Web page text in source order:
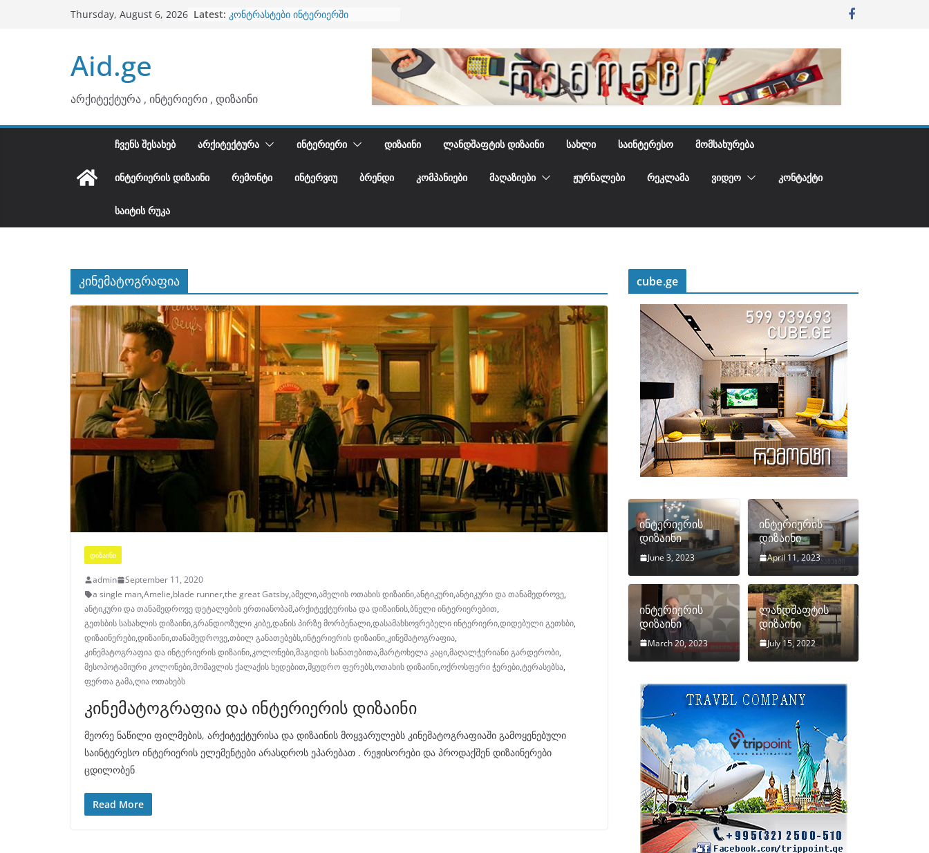
Thursday, August 6, 2026 Latest: კონტრასტები ინტერიერში
Aid.ge
არქიტექტურა , ინტერიერი , დიზაინი
ᲩᲕᲔᲜᲡ ᲨᲔᲡᲐᲮᲔᲑ ᲐᲠᲥᲘᲢᲔᲥᲢᲣᲠᲐ ᲘᲜᲢᲔᲠᲘᲔᲠᲘ ᲓᲘᲖᲐᲘᲜᲘ ᲚᲐᲜᲓᲨᲐᲤᲢᲘᲡ ᲓᲘᲖᲐᲘᲜᲘ ᲡᲐᲮᲚᲘ ᲡᲐᲘᲜᲢᲔᲠᲔᲡᲝ ᲛᲝᲛᲡᲐᲮᲣᲠᲔᲑᲐ
ᲘᲜᲢᲔᲠᲘᲔᲠᲘᲡ ᲓᲘᲖᲐᲘᲜᲘ ᲠᲔᲛᲝᲜᲢᲘ ᲘᲜᲢᲔᲠᲕᲘᲣ ᲑᲠᲔᲜᲓᲘ ᲙᲝᲛᲞᲐᲜᲘᲔᲑᲘ ᲛᲐᲦᲐᲖᲘᲔᲑᲘ ᲟᲣᲠᲜᲐᲚᲔᲑᲘ ᲠᲔᲙᲚᲐᲛᲐ ᲕᲘᲓᲔᲝ ᲙᲝᲜᲢᲐᲥᲢᲘ
ᲡᲐᲘᲢᲘᲡ ᲠᲣᲙᲐ
კინემატოგრაფია
ᲓᲘᲖᲐᲘᲜᲘ
admin
September 11, 2020
a single man,Amelie,blade runner,the great Gatsby,ამელი,ამელის ოთახის დიზაინი,ანტიკური,ანტიკური და თანამედროვე,
ანტიკური და თანამედროვე დეტალების ერთიანობამ,არქიტექტურისა და დიზაინის,ბნელი ინტერიერებით,
გეთსბის სასახლის დიზაინი,გრანდიოზული კიბე,დანის პირზე მორბენალი,დასამახსოვრებელი ინტერიერი,დიდებული გეთსბი,
დიზაინერები,დიზაინი,თანამედროვე,თბილ განათებებს,ინტერიერის დიზაინი,კინემატოგრაფია,
კინემატოგრაფია და ინტერიერის დიზაინი,კოლონები,მაგიდის სანათებითა,მარტოხელა კაცი,მაღალჭერიანი გარდერობი,
მესოპოტამიური კოლონები,მომავლის ქალაქის ხედებით,მყუდრო ფერებს,ოთახის დიზაინი,ოქროსფერი ჭერები,ტერასებსა,
ფერთა გამა,ღია ოთახებს
კინემატოგრაფია და ინტერიერის დიზაინი
მეორე ნაწილი ფილმების, არქიტექტურისა და დიზაინის მოყვარულებს კინემატოგრაფიაში გამოყენებული
საინტერესო ინტერიერის ელემენტები არასდროს ეპარებათ . რეჟისორები და პროდაქშენ დიზაინერები
ცდილობენ
Read More
cube.ge
ინტერიერის
დიზაინი
June 3, 2023
ინტერიერის
დიზაინი
April 11, 2023
ინტერიერის
დიზაინი
March 20, 2023
ლანდშაფტის
დიზაინი
July 15, 2022